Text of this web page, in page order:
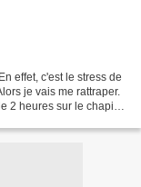
effet, c'est le stress de
je vais me rattraper.
2 heures sur le chapitre